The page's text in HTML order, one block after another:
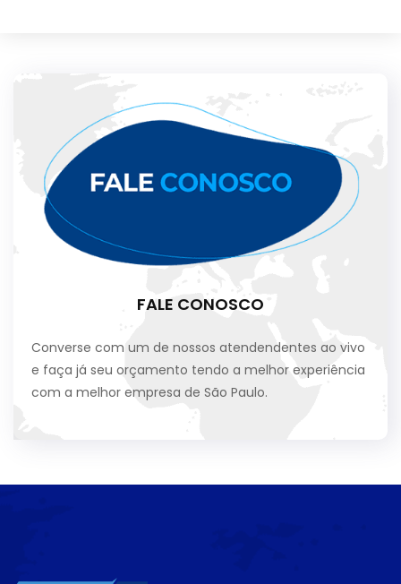
FALE CONOSCO
Converse com um de nossos atendendentes ao vivo
e faça já seu orçamento tendo a melhor experiência
com a melhor empresa de São Paulo.